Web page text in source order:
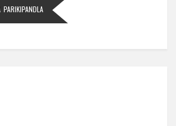
PARIKIPANDLA